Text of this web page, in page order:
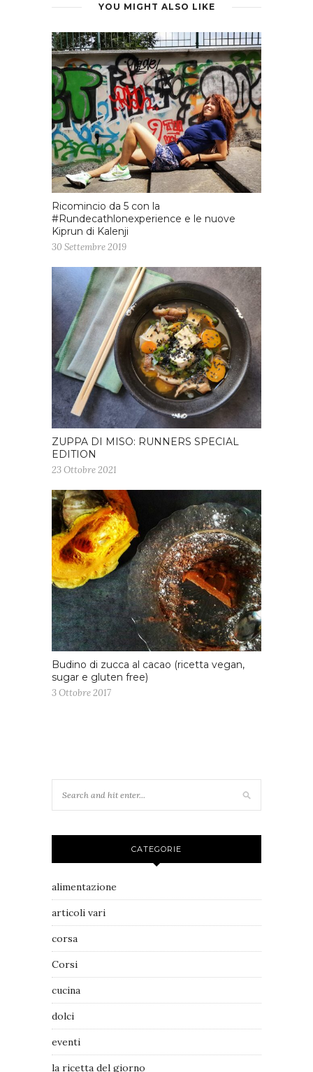
YOU MIGHT ALSO LIKE
Ricomincio da 5 con la
#Rundecathlonexperience e le nuove
Kiprun di Kalenji
30 Settembre 2019
ZUPPA DI MISO: RUNNERS SPECIAL
EDITION
23 Ottobre 2021
Budino di zucca al cacao (ricetta vegan,
sugar e gluten free)
3 Ottobre 2017
CATEGORIE
alimentazione
articoli vari
corsa
Corsi
cucina
dolci
eventi
la ricetta del giorno